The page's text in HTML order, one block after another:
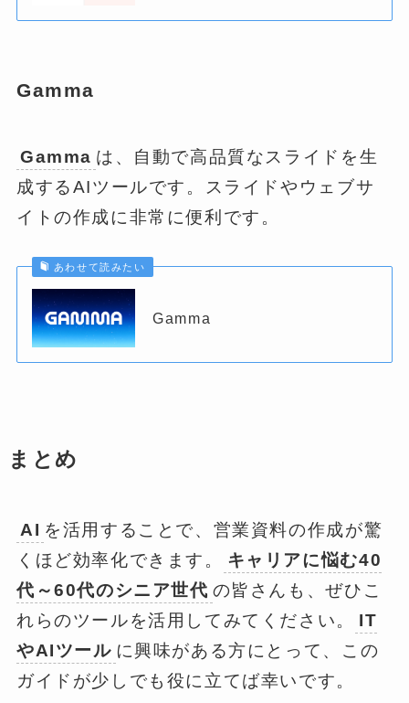
Gamma
Gamma は、自動で高品質なスライドを生
成するAIツールです。スライドやウェブサ
イトの作成に非常に便利です。
あわせて読みたい
Gamma
まとめ
AI を活用することで、営業資料の作成が驚
くほど効率化できます。
キャリアに悩む40
代～60代のシニア世代 の皆さんも、ぜひこ
れらのツールを活用してみてください。
IT
やAIツール に興味がある方にとって、この
ガイドが少しでも役に立てば幸いです。